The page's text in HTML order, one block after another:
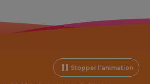
Stopper l’animation